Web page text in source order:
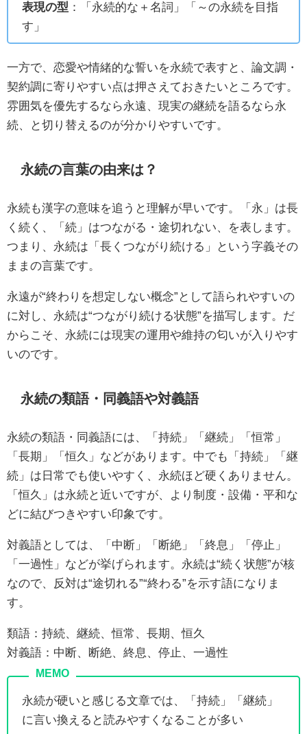
表現の型 ：「永続的な＋名詞」「～の永続を目指
す」
一方で、恋愛や情緒的な誓いを永続で表すと、論文調・
契約調に寄りやすい点は押さえておきたいところです。
雰囲気を優先するなら永遠、現実の継続を語るなら永
続、と切り替えるのが分かりやすいです。
永続の言葉の由来は？
永続も漢字の意味を追うと理解が早いです。「永」は長
く続く、「続」はつながる・途切れない、を表します。
つまり、永続は「長くつながり続ける」という字義その
ままの言葉です。
永遠が“終わりを想定しない概念”として語られやすいの
に対し、永続は“つながり続ける状態”を描写します。だ
からこそ、永続には現実の運用や維持の匂いが入りやす
いのです。
永続の類語・同義語や対義語
永続の類語・同義語には、「持続」「継続」「恒常」
「長期」「恒久」などがあります。中でも「持続」「継
続」は日常でも使いやすく、永続ほど硬くありません。
「恒久」は永続と近いですが、より制度・設備・平和な
どに結びつきやすい印象です。
対義語としては、「中断」「断絶」「終息」「停止」
「一過性」などが挙げられます。永続は“続く状態”が核
なので、反対は“途切れる”“終わる”を示す語になりま
す。
類語：持続、継続、恒常、長期、恒久
対義語：中断、断絶、終息、停止、一過性
永続が硬いと感じる文章では、「持続」「継続」
に言い換えると読みやすくなることが多い